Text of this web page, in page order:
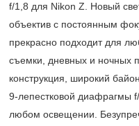
f/1,8 для Nikon Z. Новый
объектив с постоянным
прекрасно подходит для
съемки, дневных и ночных
конструкция, широкий
9-лепестковой диафрагмы f/
любом освещении.